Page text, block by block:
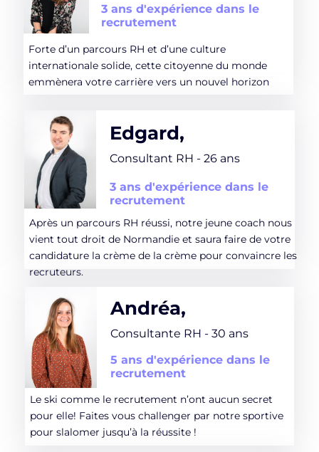
Forte d’un parcours RH et d’une culture
internationale solide, cette citoyenne du monde
emmènera votre carrière vers un nouvel horizon
3 ans d'expérience dans le
recrutement
Après un parcours RH réussi, notre jeune coach nous
vient tout droit de Normandie et saura faire de votre
candidature la crème de la crème pour convaincre les
recruteurs.
3 ans d'expérience dans le
recrutement
Consultant RH - 26 ans
Edgard,
Le ski comme le recrutement n’ont aucun secret
pour elle! Faites vous challenger par notre sportive
pour slalomer jusqu’à la réussite !
5 ans d'expérience dans le
recrutement
Consultante RH - 30 ans
Andréa,